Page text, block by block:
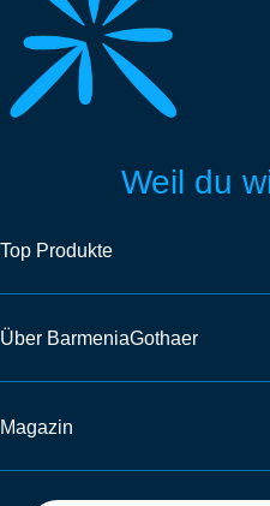
Weil du
Top Produkte
Über BarmeniaGothaer
Magazin